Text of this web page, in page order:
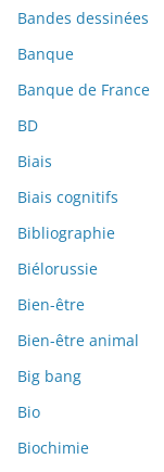
Bandes dessinées
Banque
Banque de France
BD
Biais
Biais cognitifs
Bibliographie
Biélorussie
Bien-être
Bien-être animal
Big bang
Bio
Biochimie